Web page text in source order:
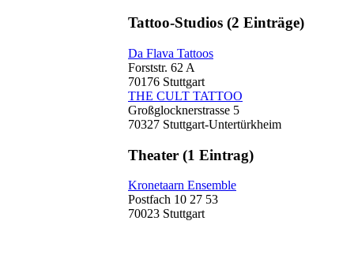
Tattoo-Studios (2 Einträge)
Da Flava Tattoos
Forststr. 62 A
70176 Stuttgart
THE CULT TATTOO
Großglocknerstrasse 5
70327 Stuttgart-Untertürkheim
Theater (1 Eintrag)
Kronetaarn Ensemble
Postfach 10 27 53
70023 Stuttgart